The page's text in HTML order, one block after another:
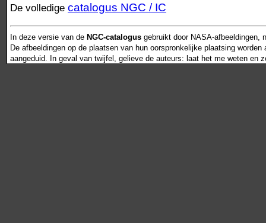
De volledige catalogus NGC / IC
In deze versie van de NGC-catalogus gebruikt door NASA-afbeeldingen,
De afbeeldingen op de plaatsen van hun oorspronkelijke plaatsing
aangeduid. In geval van twijfel, gelieve de auteurs: laat het me weten en